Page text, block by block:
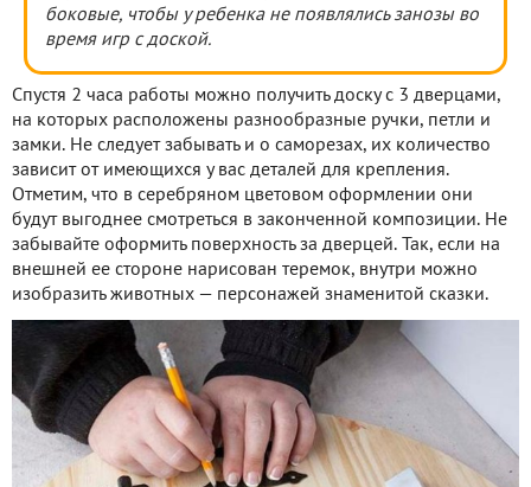
боковые, чтобы у ребенка не появлялись занозы во
время игр с доской.
Спустя 2 часа работы можно получить доску с 3 дверцами,
на которых расположены разнообразные ручки, петли и
замки. Не следует забывать и о саморезах, их количество
зависит от имеющихся у вас деталей для крепления.
Отметим, что в серебряном цветовом оформлении они
будут выгоднее смотреться в законченной композиции. Не
забывайте оформить поверхность за дверцей. Так, если на
внешней ее стороне нарисован теремок, внутри можно
изобразить животных — персонажей знаменитой сказки.